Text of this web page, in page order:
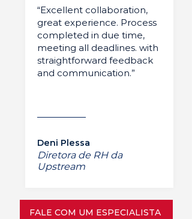
“Excellent collaboration,
great experience. Process
completed in due time,
meeting all deadlines. with
straightforward feedback
and communication.”
Deni Plessa
Diretora de RH da
Upstream
FALE COM UM ESPECIALISTA